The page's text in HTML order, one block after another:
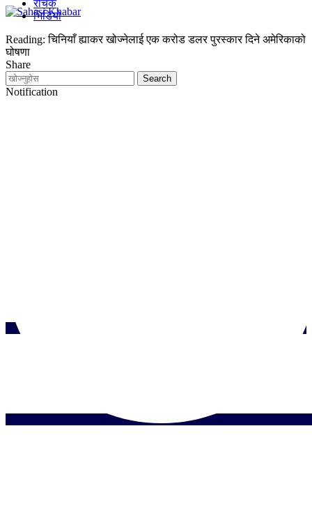
रोचक
भिडियो
Reading: चिनियाँ ह्याकर खोज्नेलाई एक करोड डलर पुरस्कार दिने अमेरिकाको
घोषणा
Share
Notification